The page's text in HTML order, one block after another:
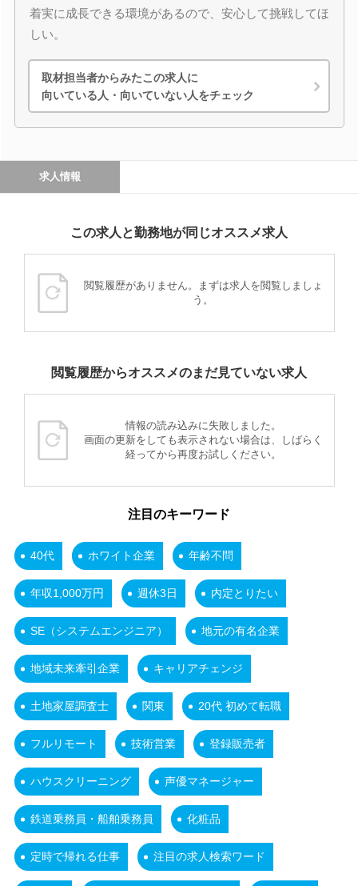
着実に成長できる環境があるので、安心して挑戦してほ
しい。
取材担当者からみたこの求人に
向いている人・向いていない人をチェック
求人情報
この求人と勤務地が同じオススメ求人
閲覧履歴がありません。まずは求人を閲覧しましょ
う。
閲覧履歴からオススメのまだ見ていない求人
情報の読み込みに失敗しました。
画面の更新をしても表示されない場合は、しばらく
経ってから再度お試しください。
注目のキーワード
40代 ホワイト企業 年齢不問
年収1,000万円 週休3日 内定とりたい
SE（システムエンジニア） 地元の有名企業
地域未来牽引企業 キャリアチェンジ
土地家屋調査士 関東 20代 初めて転職
フルリモート 技術営業 登録販売者
ハウスクリーニング 声優マネージャー
鉄道乗務員・船舶乗務員 化粧品
定時で帰れる仕事 注目の求人検索ワード